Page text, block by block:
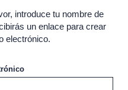
introduce tu nombre de
un enlace para crear
electrónico.